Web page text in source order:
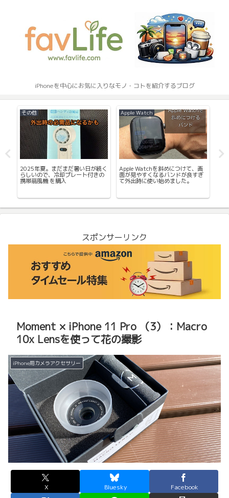
iPhoneを中心にお気に入りなモノ・コトを紹介するブログ
その他
2025年夏。まだまだ暑い日が続く
らしいので、冷却プレート付きの
携帯扇風機 を購入
Apple Watch
Apple Watchを斜めにつけて、画
面が見やすくなるバンドが良すぎ
て外出時に使い始めました。
スポンサーリンク
Moment × iPhone 11 Pro （3）：Macro
10x Lensを使って花の撮影
iPhone用カメラアクセサリー
X Bluesky Facebook